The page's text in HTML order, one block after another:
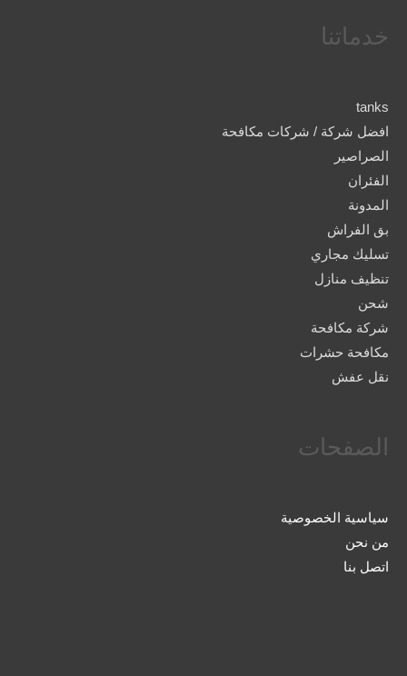
خدماتنا
tanks
افضل شركة / شركات مكافحة
الصراصير
الفئران
المدونة
بق الفراش
تسليك مجاري
تنظيف منازل
شحن
شركة مكافحة
مكافحة حشرات
نقل عفش
الصفحات
سياسية الخصوصية
من نحن
اتصل بنا